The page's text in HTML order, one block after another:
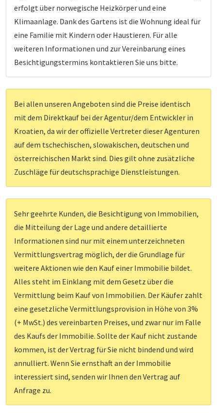
erfolgt über norwegische Heizkörper und eine
Klimaanlage. Dank des Gartens ist die Wohnung ideal für
eine Familie mit Kindern oder Haustieren. Für alle
weiteren Informationen und zur Vereinbarung eines
Besichtigungstermins kontaktieren Sie uns bitte.
Bei allen unseren Angeboten sind die Preise identisch
mit dem Direktkauf bei der Agentur/dem Entwickler in
Kroatien, da wir der offizielle Vertreter dieser Agenturen
auf dem tschechischen, slowakischen, deutschen und
österreichischen Markt sind. Dies gilt ohne zusätzliche
Zuschläge für deutschsprachige Dienstleistungen.
Sehr geehrte Kunden, die Besichtigung von Immobilien,
die Mitteilung der Lage und andere detaillierte
Informationen sind nur mit einem unterzeichneten
Vermittlungsvertrag möglich, der die Grundlage für
weitere Aktionen wie den Kauf einer Immobilie bildet.
Alles steht im Einklang mit dem Gesetz über die
Vermittlung beim Kauf von Immobilien. Der Käufer zahlt
eine gesetzliche Vermittlungsprovision in Höhe von 3%
(+ MwSt.) des vereinbarten Preises, und zwar nur im Falle
des Kaufs der Immobilie. Sollte der Kauf nicht zustande
kommen, ist der Vertrag für Sie nicht bindend und wird
annulliert. Wenn Sie ernsthaft an der Immobilie
interessiert sind, senden wir Ihnen den Vertrag auf
Anfrage zu.